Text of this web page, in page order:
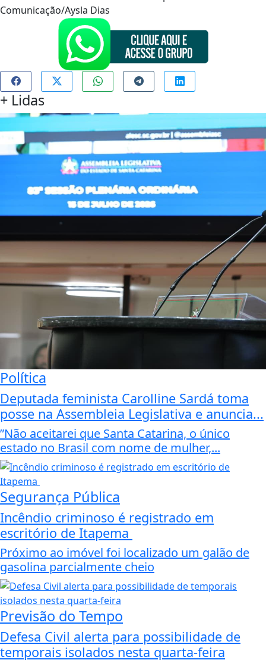
Comunicação/Aysla Dias
+ Lidas
Política
Deputada feminista Carolline Sardá toma
posse na Assembleia Legislativa e anuncia...
”Não aceitarei que Santa Catarina, o único
estado no Brasil com nome de mulher,...
Segurança Pública
Incêndio criminoso é registrado em
escritório de Itapema
Próximo ao imóvel foi localizado um galão de
gasolina parcialmente cheio
Previsão do Tempo
Defesa Civil alerta para possibilidade de
temporais isolados nesta quarta-feira